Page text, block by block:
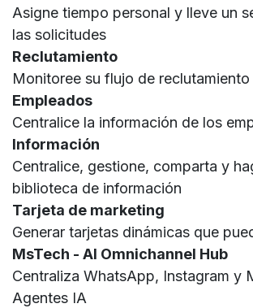
Asigne tiempo personal y lleve un
las solicitudes
Reclutamiento
Monitoree su flujo de reclutamiento
Empleados
Centralice la información de los
Información
Centralice, gestione, comparta y
biblioteca de información
Tarjeta de marketing
Generar tarjetas dinámicas que
MsTech - AI Omnichannel Hub
Centraliza WhatsApp, Instagram y
Agentes IA